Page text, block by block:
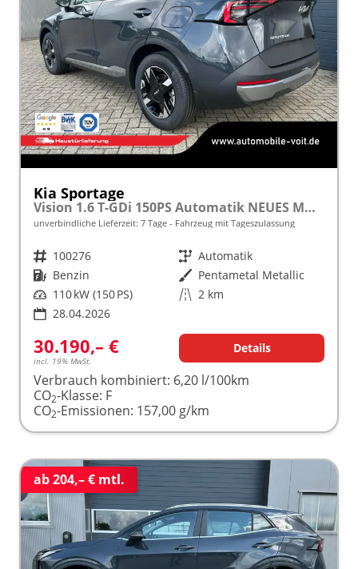
Kia Sportage
Vision 1.6 T-GDi 150PS Automatik NEUES MODELL MY26 FACELIFT Sitzheizung Lenkradheizung Klimaautomatik Navi Bluetooth Touchscreen Apple CarPlay Android Auto PDC v+h 17"LM Rückf.Kamera ACC 2x Keyless
unverbindliche Lieferzeit: 7 Tage Fahrzeug mit Tageszulassung
Fahrzeugnr. 100276 Getriebe Automatik
Kraftstoff Benzin Außenfarbe Pentametal Metallic
Leistung 110 kW (150 PS) Kilometerstand 2 km
28.04.2026
30.190,– €
incl. 19% MwSt.
Details
Verbrauch kombiniert: 6,20 l/100km
CO2-Klasse: F
CO2-Emissionen: 157,00 g/km
ab 204,– € mtl.